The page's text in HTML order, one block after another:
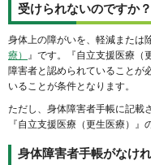
受けられないのですか？
身体上の障がいを、軽減または
療）
』です。『自立支援医療（
障害者と認められていることが
いることが条件となります。
ただし、身体障害者手帳に記載
『自立支援医療（更生医療）』
身体障害者手帳がなけ